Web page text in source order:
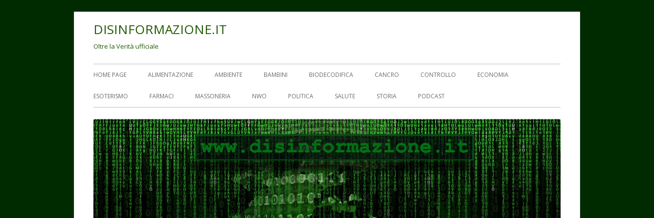
DISINFORMAZIONE.IT
Oltre la Verità ufficiale
Menu
principale
HOME PAGE ALIMENTAZIONE AMBIENTE BAMBINI BIODECODIFICA CANCRO CONTROLLO ECONOMIA
ESOTERISMO FARMACI MASSONERIA NWO POLITICA SALUTE STORIA PODCAST